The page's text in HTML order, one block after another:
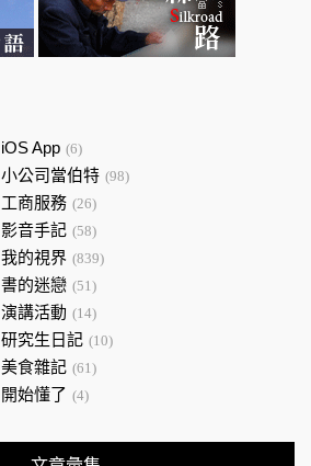
iOS App (6)
小公司當伯特 (98)
工商服務 (26)
影音手記 (58)
我的視界 (839)
書的迷戀 (51)
演講活動 (14)
研究生日記 (10)
美食雜記 (61)
開始懂了 (4)